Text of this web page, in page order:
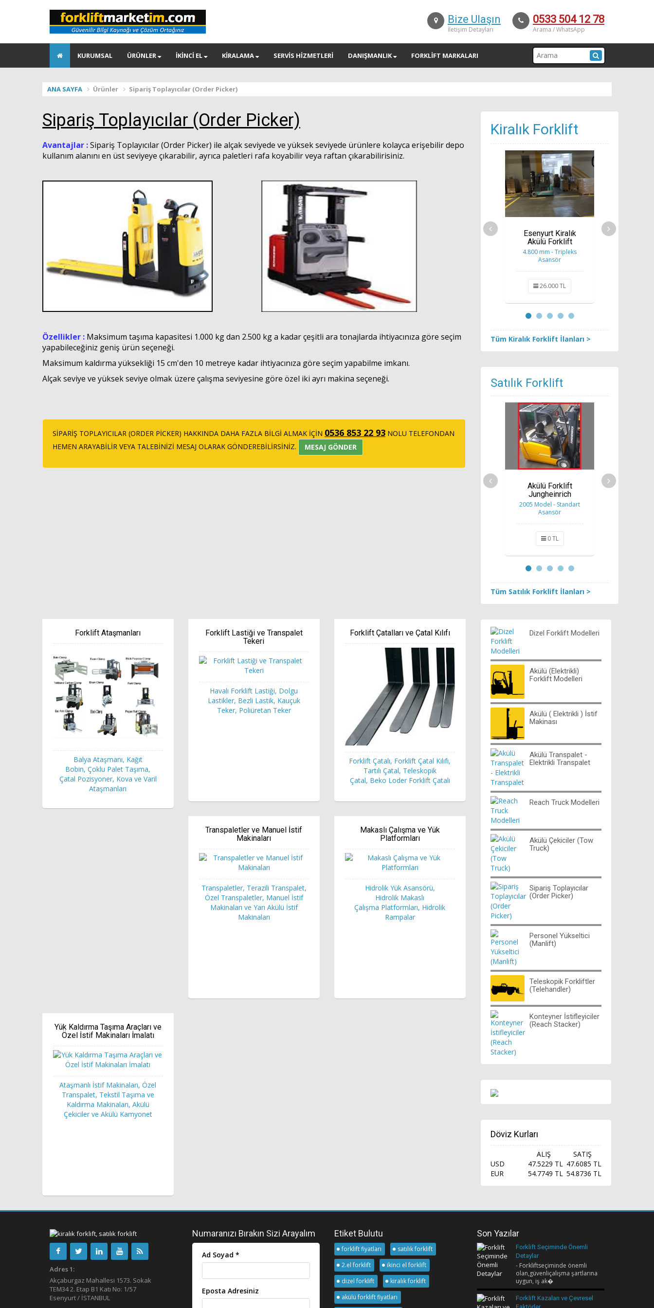
Bize Ulaşın
İletişim Detayları
0533 504 12 78
Arama / WhatsApp
KURUMSAL ÜRÜNLER İKİNCİ EL KİRALAMA SERVİS HİZMETLERİ DANIŞMANLIK FORKLİFT MARKALARI
ANA SAYFA Ürünler Sipariş Toplayıcılar (Order Picker)
Sipariş Toplayıcılar (Order Picker)
Avantajlar :Sipariş Toplayıcılar (Order Picker) ile alçak seviyede ve yüksek seviyede ürünlere kolayca erişebilir depo
kullanım alanını en üst seviyeye çıkarabilir, ayrıca paletleri rafa koyabilir veya raftan çıkarabilirisiniz.
Özellikler : Maksimum taşıma kapasitesi 1.000 kg dan 2.500 kg a kadar çeşitli ara tonajlarda ihtiyacınıza göre seçim
yapabileceğiniz geniş ürün seçeneği.
Maksimum kaldırma yüksekliği 15 cm'den 10 metreye kadar ihtiyacınıza göre seçim yapabilme imkanı.
Alçak seviye ve yüksek seviye olmak üzere çalışma seviyesine göre özel iki ayrı makina seçeneği.
SİPARİŞ TOPLAYICILAR (ORDER PİCKER) HAKKINDA DAHA FAZLA BİLGİ ALMAK İÇİN 0536 853 22 93 NOLU TELEFONDAN
HEMEN ARAYABİLİR VEYA TALEBİNİZİ MESAJ OLARAK GÖNDEREBİLİRSİNİZ.
MESAJ GÖNDER
Kiralık Forklift
Esenyurt Kiralık
Akülü Forklift
4.800 mm - Tripleks
Asansör
26.000 TL
Tüm Kiralık Forklift İlanları >
Satılık Forklift
Akülü Forklift
Jungheinrich
2005 Model - Standart
Asansör
0 TL
Tüm Satılık Forklift İlanları >
Forklift Ataşmanları
Balya Ataşmanı, Kağıt
Bobin, Çoklu Palet Taşıma,
Çatal Pozisyoner, Kova ve Varil
Ataşmanları
Forklift Lastiği ve Transpalet
Tekeri
Havalı Forklift Lastiği, Dolgu
Lastikler, Bezli Lastik, Kauçuk
Teker, Poliüretan Teker
Forklift Çatalları ve Çatal Kılıfı
Forklift Çatalı, Forklift Çatal Kılıfı,
Tartılı Çatal, Teleskopik
Çatal, Beko Loder Forklift Çatalı
Transpaletler ve Manuel İstif
Makinaları
Transpaletler, Terazili Transpalet,
Özel Transpaletler, Manuel İstif
Makinaları ve Yarı Akülü İstif
Makinaları
Makaslı Çalışma ve Yük
Platformları
Hidrolik Yük Asansörü,
Hidrolik Makaslı
Çalışma Platformları, Hidrolik
Rampalar
Yük Kaldırma Taşıma Araçları ve
Özel İstif Makinaları İmalatı
Ataşmanlı İstif Makinaları, Özel
Transpalet, Tekstil Taşıma ve
Kaldırma Makinaları, Akülü
Çekiciler ve Akülü Kamyonet
Dizel Forklift Modelleri
Akülü (Elektrikli)
Forklift Modelleri
Akülü ( Elektrikli ) İstif
Makinası
Akülü Transpalet -
Elektrikli Transpalet
Reach Truck Modelleri
Akülü Çekiciler (Tow
Truck)
Sipariş Toplayıcılar
(Order Picker)
Personel Yükseltici
(Manlift)
Teleskopik Forkliftler
(Telehandler)
Konteyner İstifleyiciler
(Reach Stacker)
Döviz Kurları
ALIŞ
SATIŞ
USD
47.5229 TL 47.6085 TL
EUR
54.7749 TL 54.8736 TL
Adres 1:
Akçaburgaz Mahallesi 1573. Sokak
TEM34 2. Etap B1 Katı No: 1/57
Esenyurt / İSTANBUL
Numaranızı Bırakın Sizi Arayalım
Ad Soyad *
Eposta Adresiniz
Etiket Bulutu
forklift fiyatları
satılık forklift
2.el forklift
ikinci el forklift
dizel forklift
kiralık forklift
akülü forklift fiyatları
Son Yazılar
Forklift Seçiminde Önemli
Detaylar
- Forkliftseçiminde önemli
olan,güvenliçalışma şartlarına
uygun, iş ak�
Forklift Kazaları ve Çevresel